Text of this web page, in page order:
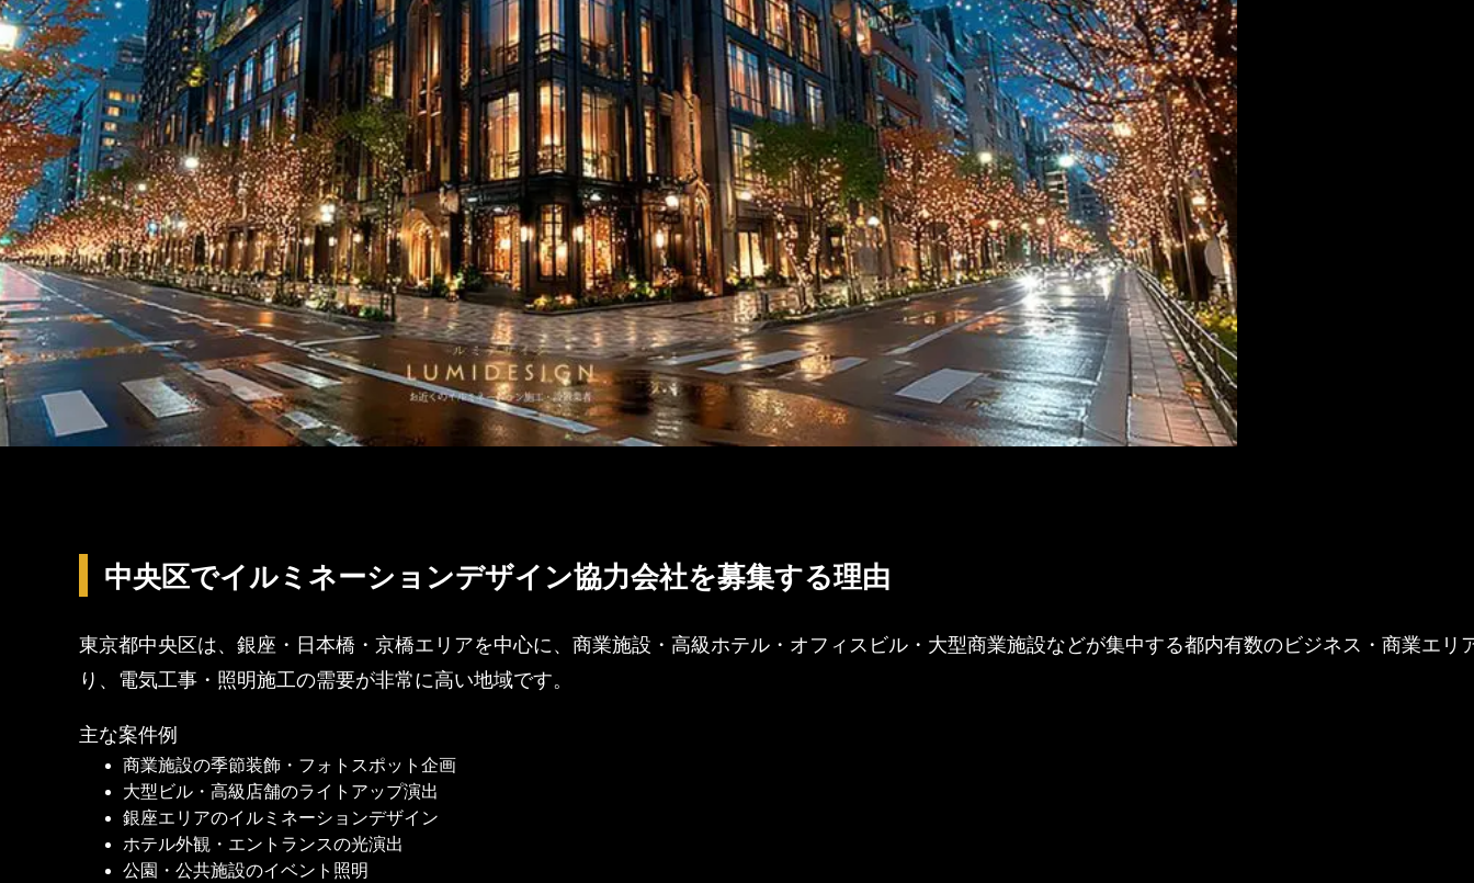
中央区でイルミネーションデザイン協力会社を募集する理由
東京都中央区は、銀座・日本橋・京橋エリアを中心に、商業施設・高級ホテル・オフィスビル・大型商業施設などが集中する都内有数のビジネス・商業エリ
り、電気工事・照明施工の需要が非常に高い地域です。
主な案件例
商業施設の季節装飾・フォトスポット企画
大型ビル・高級店舗のライトアップ演出
銀座エリアのイルミネーションデザイン
ホテル外観・エントランスの光演出
公園・公共施設のイベント照明